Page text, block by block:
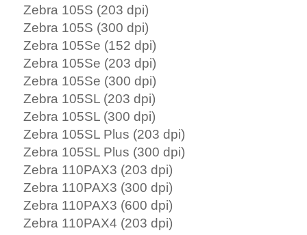
Zebra 105S (203 dpi)
Zebra 105S (300 dpi)
Zebra 105Se (152 dpi)
Zebra 105Se (203 dpi)
Zebra 105Se (300 dpi)
Zebra 105SL (203 dpi)
Zebra 105SL (300 dpi)
Zebra 105SL Plus (203 dpi)
Zebra 105SL Plus (300 dpi)
Zebra 110PAX3 (203 dpi)
Zebra 110PAX3 (300 dpi)
Zebra 110PAX3 (600 dpi)
Zebra 110PAX4 (203 dpi)